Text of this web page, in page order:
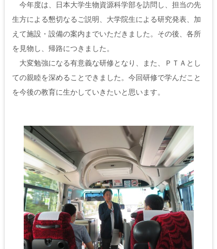
今年度は、日本大学生物資源科学部を訪問し、担当の先
生方による懇切なるご説明、大学院生による研究発表、加
えて施設・設備の案内までいただきました。その後、各所
を見物し、帰路につきました。
大変勉強になる有意義な研修となり、また、ＰＴＡとし
ての親睦を深めることできました。今回研修で学んだこと
を今後の教育に生かしていきたいと思います。